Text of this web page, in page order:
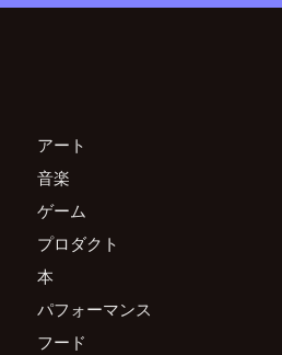
アート
音楽
ゲーム
プロダクト
本
パフォーマンス
フード